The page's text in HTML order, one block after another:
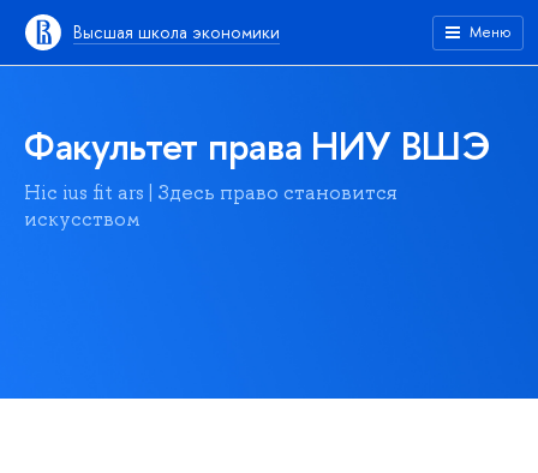
Высшая школа экономики Меню
Факультет права НИУ ВШЭ
Hic ius fit ars | Здесь право становится
искусством